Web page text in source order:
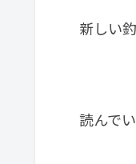
新しい
読んで